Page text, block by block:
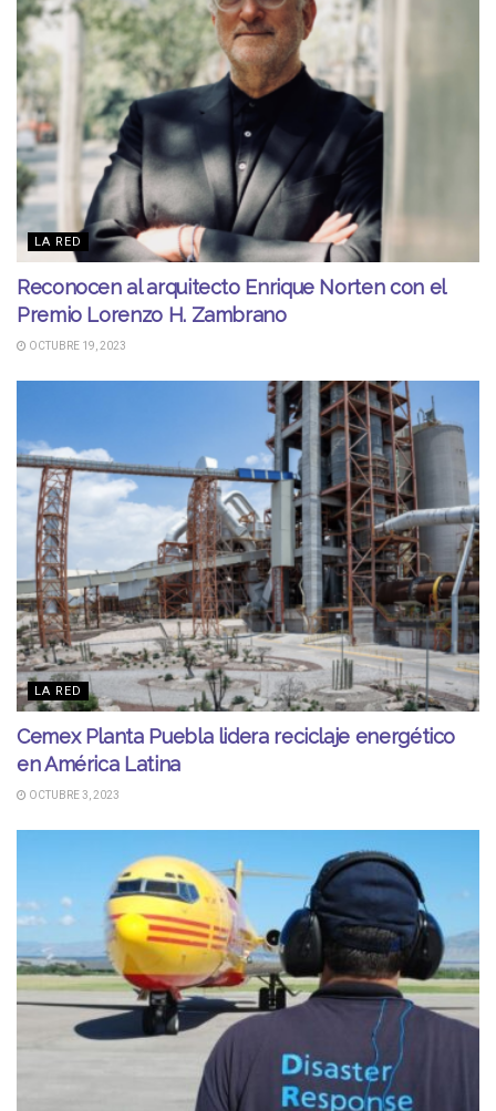
LA RED
Reconocen al arquitecto Enrique Norten con el
Premio Lorenzo H. Zambrano
OCTUBRE 19, 2023
LA RED
Cemex Planta Puebla lidera reciclaje energético
en América Latina
OCTUBRE 3, 2023